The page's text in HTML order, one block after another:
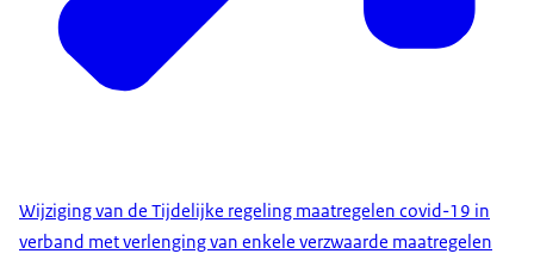
Wijziging van de Tijdelijke regeling maatregelen covid-19 in
verband met verlenging van enkele verzwaarde maatregelen